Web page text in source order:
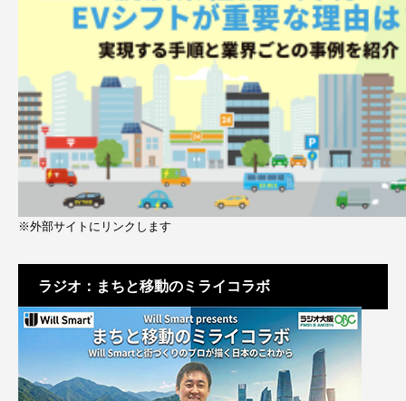
※外部サイトにリンクします
ラジオ：まちと移動のミライコラボ